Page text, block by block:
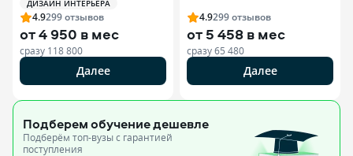
ДИЗАЙН ИНТЕРЬЕРА
4.9299отзывов
от4 950 в мес
сразу 118 800
Далее
4.9299отзывов
от 5 458 в мес
сразу65 480
Далее
Подберем обучениедешевле
Подберём топ-вузы c гарантией
поступления